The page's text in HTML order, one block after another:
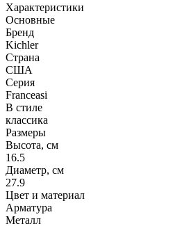
Характеристики
Основные
Бренд
Kichler
Страна
США
Серия
Franceasi
В стиле
классика
Размеры
Высота, см
16.5
Диаметр, см
27.9
Цвет и материал
Арматура
Металл